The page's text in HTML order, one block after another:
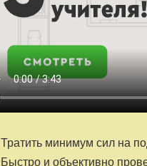
Тратить минимум сил на
Быстро и объективно